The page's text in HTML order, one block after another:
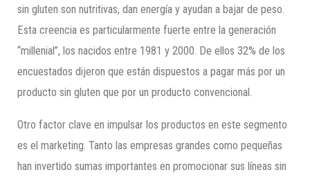
sin gluten son nutritivas, dan energía y ayudan a bajar de peso.
Esta creencia es particularmente fuerte entre la generación
“millenial”, los nacidos entre 1981 y 2000. De ellos 32% de los
encuestados dijeron que están dispuestos a pagar más por un
producto sin gluten que por un producto convencional.
Otro factor clave en impulsar los productos en este segmento
es el marketing. Tanto las empresas grandes como pequeñas
han invertido sumas importantes en promocionar sus líneas sin